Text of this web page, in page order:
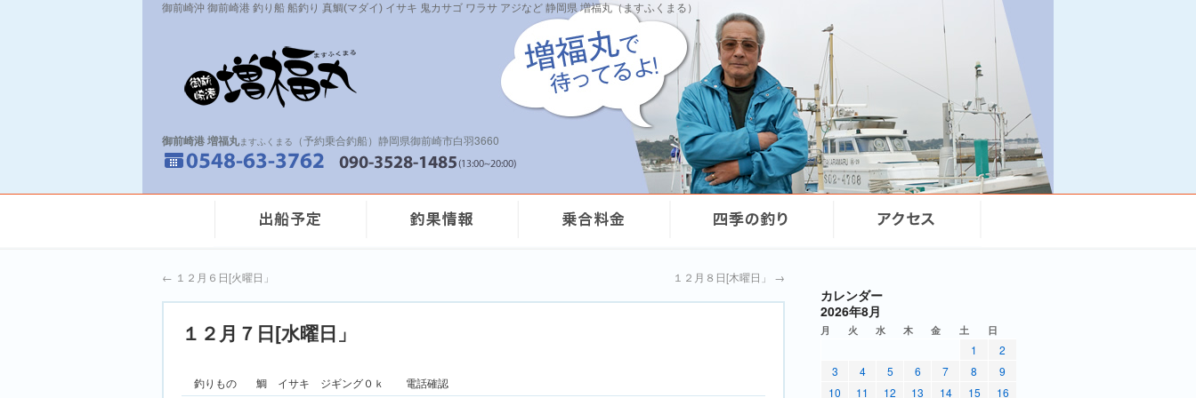
御前崎沖 御前崎港 釣り船 船釣り 真鯛(マダイ) イサキ 鬼カサゴ ワラサ アジなど 静岡県 増福丸（ますふくまる）
御前崎港 増福丸ますふくまる （予約乗合釣船）静岡県御前崎市白羽3660
← １２月６日[火曜日」 １２月８日[木曜日」 →
１２月７日[水曜日」
釣りもの 鯛 イサキ ジギング０ｋ 電話確認
カレンダー
2026年8月
月 火 水 木 金 土 日
1
2
3
4 5 6 7 8
9
10
11 12 13 14 15
16